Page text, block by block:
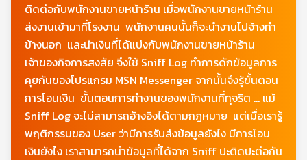
ติดต่อกับพนักงานขายหน้าร้าน เมื่อพนักงานขายหน้าร้าน
ส่งงานเข้ามาที่โรงงาน พนักงานคนนั้นก็จะนำงานไปจ้างทำ
ข้างนอก และนำเงินที่ได้แบ่งกับพนักงานขายหน้าร้าน
เจ้าของกิจการสงสัย จึงใช้ Sniff Log ทำการดักข้อมูลการ
คุยกันของโปรแกรม MSN Messenger จากนั้นจึงรู้ขั้นตอน
การโอนเงิน ขั้นตอนการทำงานของพนักงานที่ทุจริต ... แม้
Sniff Log จะไม่สามารถอ้างอิงได้ตามกฎหมาย แต่เมื่อเรารู้
พฤติกรรมของ User ว่ามีการรับส่งข้อมูลยังไง มีการโอน
เงินยังไง เราสามารถนำข้อมูลที่ได้จาก Sniff ปะติดปะต่อกัน